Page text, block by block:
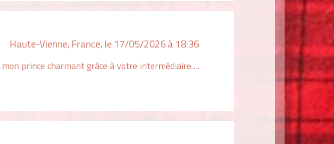
Haute-Vienne, France, le 17/05/2026 à 18:36
prince charmant grâce à votre intermédiaire….